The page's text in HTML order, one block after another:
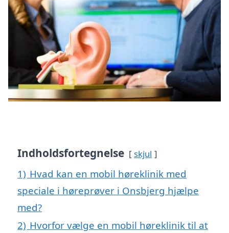
Indholdsfortegnelse skjul
1) Hvad kan en mobil høreklinik med
speciale i høreprøver i Onsbjerg hjælpe
med?
2) Hvorfor vælge en mobil høreklinik til at